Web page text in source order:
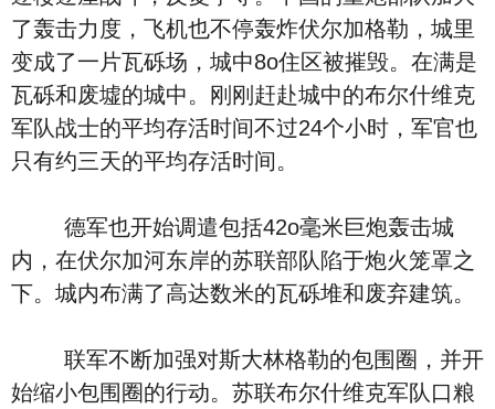
了轰击力度，飞机也不停轰炸伏尔加格勒，城里
变成了一片瓦砾场，城中8o住区被摧毁。在满是
瓦砾和废墟的城中。刚刚赶赴城中的布尔什维克
军队战士的平均存活时间不过24个小时，军官也
只有约三天的平均存活时间。
德军也开始调遣包括42o毫米巨炮轰击城
内，在伏尔加河东岸的苏联部队陷于炮火笼罩之
下。城内布满了高达数米的瓦砾堆和废弃建筑。
联军不断加强对斯大林格勒的包围圈，并开
始缩小包围圈的行动。苏联布尔什维克军队口粮